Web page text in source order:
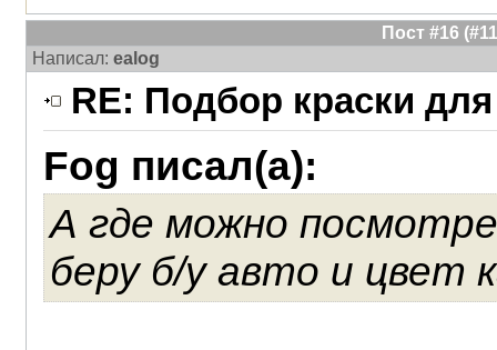
Пост #16
Написал: ealog
RE: Подбор краски
Fog писал(а):
А где можно
беру б/у авто и цвет